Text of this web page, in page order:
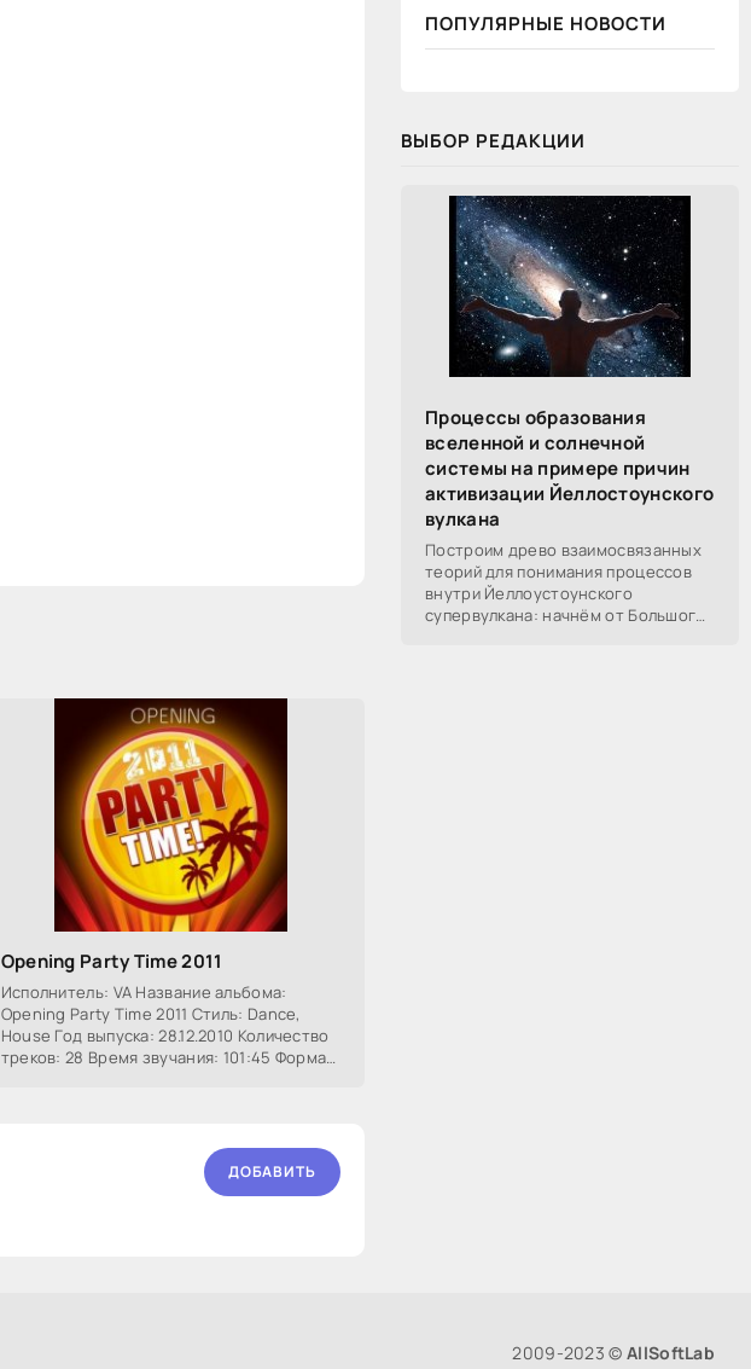
Opening Party Time 2011
Исполнитель: VA Название альбома:
Opening Party Time 2011 Стиль: Dance,
House Год выпуска: 28.12.2010 Количество
треков: 28 Время звучания: 101:45 Формат
ДОБАВИТЬ
ПОПУЛЯРНЫЕ НОВОСТИ
ВЫБОР РЕДАКЦИИ
Процессы образования
вселенной и солнечной
системы на примере причин
активизации Йеллостоунского
вулкана
Построим древо взаимосвязанных
теорий для понимания процессов
внутри Йеллоустоунского
супервулкана: начнём от Большого
2009-2023 © AllSoftLab